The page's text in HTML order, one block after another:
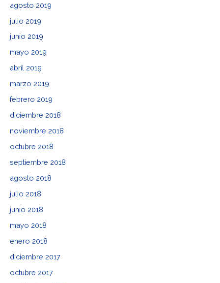
agosto 2019
julio 2019
junio 2019
mayo 2019
abril 2019
marzo 2019
febrero 2019
diciembre 2018
noviembre 2018
octubre 2018
septiembre 2018
agosto 2018
julio 2018
junio 2018
mayo 2018
enero 2018
diciembre 2017
octubre 2017